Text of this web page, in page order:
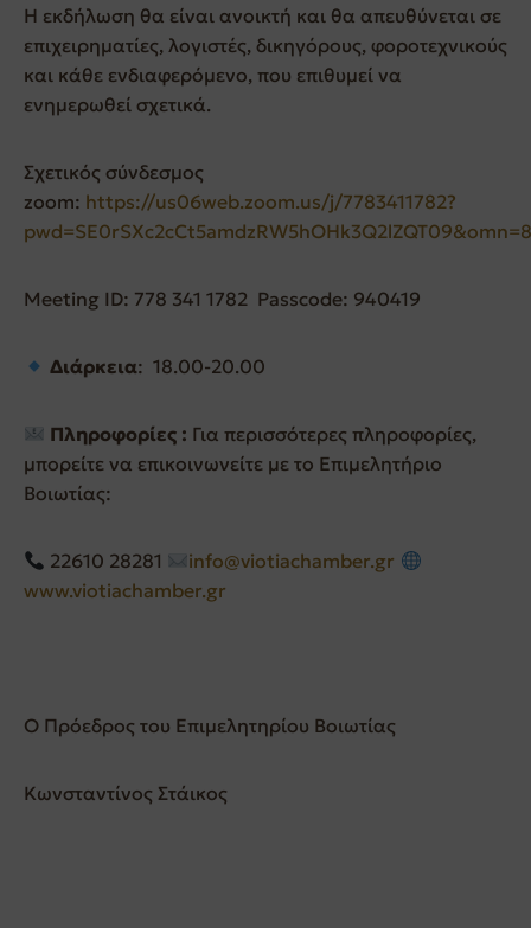
Η εκδήλωση θα είναι ανοικτή και θα απευθύνεται σε
επιχειρηματίες, λογιστές, δικηγόρους, φοροτεχνικούς
και κάθε ενδιαφερόμενο, που επιθυμεί να
ενημερωθεί σχετικά.
Σχετικός σύνδεσμος
zoom: https://us06web.zoom.us/j/7783411782?
Meeting ID: 778 341 1782 Passcode: 940419
Διάρκεια: 18.00-20.00
Πληροφορίες : Για περισσότερες πληροφορίες,
μπορείτε να επικοινωνείτε με το Επιμελητήριο
Βοιωτίας:
22610 28281
info@viotiachamber.gr
www.viotiachamber.gr
Ο Πρόεδρος του Επιμελητηρίου Βοιωτίας
Κωνσταντίνος Στάικος